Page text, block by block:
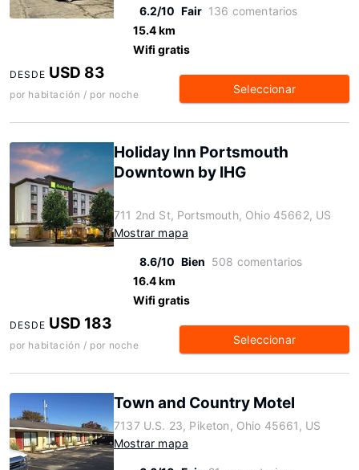
6.2/10 Fair 136 comentarios
15.4 km
Wifi gratis
DESDE USD 83
por habitación / por noche Seleccionar
Holiday Inn Portsmouth
Downtown by IHG
711 2nd St, Portsmouth, Ohio 45662, US
Mostrar mapa
8.6/10 Bien 508 comentarios
16.4 km
Wifi gratis
DESDE USD 183
por habitación / por noche Seleccionar
Town and Country Motel
7137 U.S. 23, Piketon, Ohio 45661, US
Mostrar mapa